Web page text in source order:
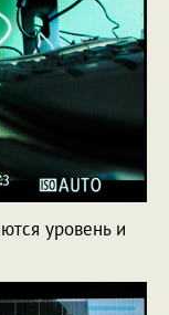
уровень и